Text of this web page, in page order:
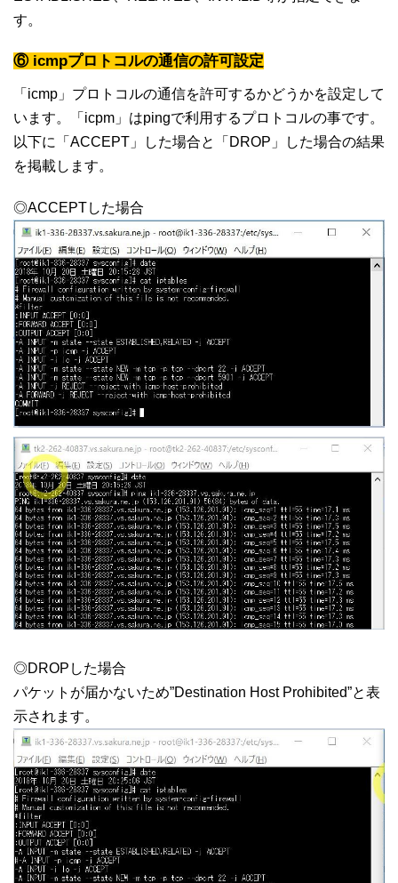
す。
⑥ icmpプロトコルの通信の許可設定
「icmp」プロトコルの通信を許可するかどうかを設定して
います。「icpm」はpingで利用するプロトコルの事です。
以下に「ACCEPT」した場合と「DROP」した場合の結果
を掲載します。
◎ACCEPTした場合
◎DROPした場合
パケットが届かないため”Destination Host Prohibited”と表
示されます。